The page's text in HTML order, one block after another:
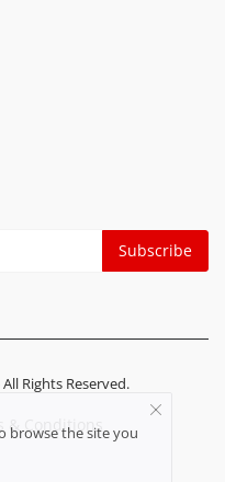
Subscribe
Rights Reserved.
& Conditions
browse the site you